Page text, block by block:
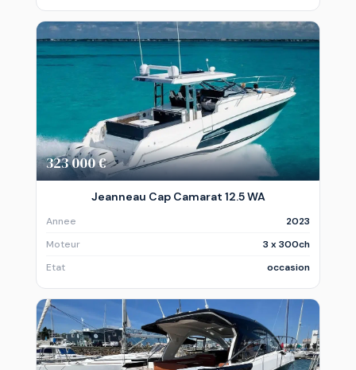
323 000 €
Jeanneau Cap Camarat 12.5 WA
Annee
2023
Moteur
3 x 300ch
Etat
occasion